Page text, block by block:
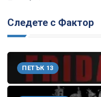
Следете с Фактор
ПЕТЪК 13